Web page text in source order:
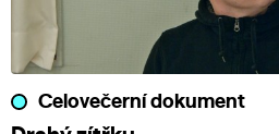
Celovečerní dokument